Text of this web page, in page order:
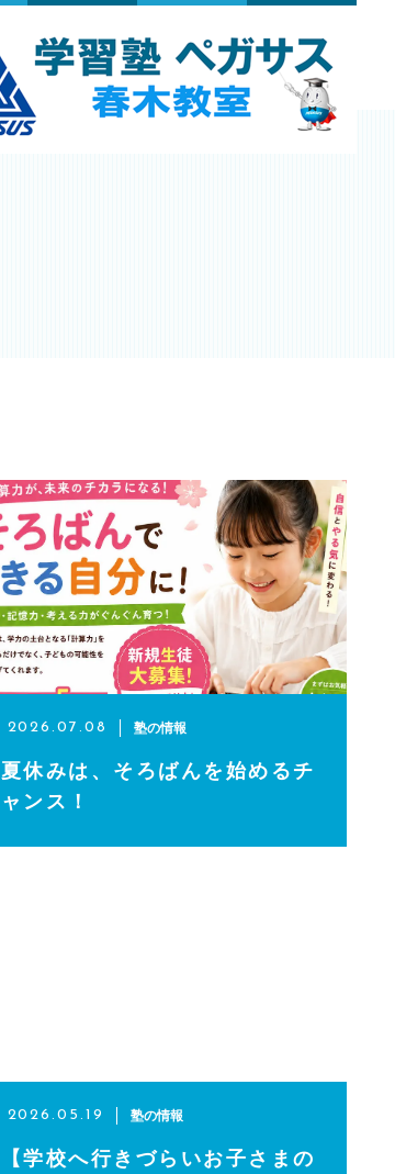
2026.07.08 塾の情報
夏休みは、そろばんを始めるチ
ャンス！
2026.05.19 塾の情報
【学校へ行きづらいお子さまの